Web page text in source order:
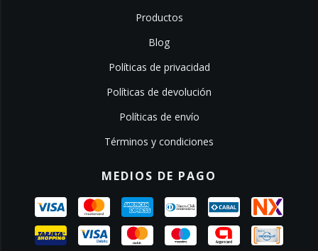
Productos
Blog
Políticas de privacidad
Políticas de devolución
Políticas de envío
Términos y condiciones
MEDIOS DE PAGO